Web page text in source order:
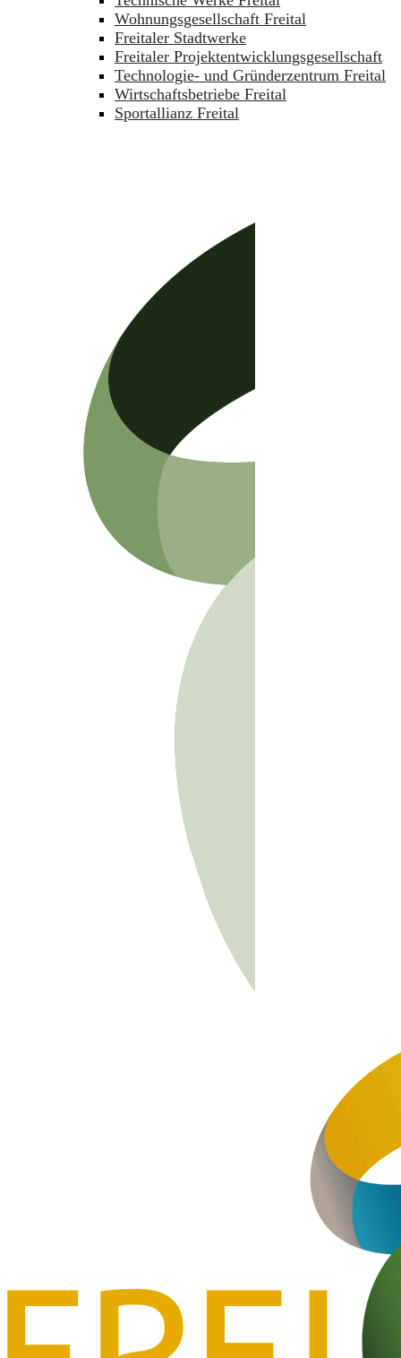
Wohnungsgesellschaft Freital
Freitaler Stadtwerke
Freitaler Projektentwicklungsgesellschaft
Technologie- und Gründerzentrum Freital
Wirtschaftsbetriebe Freital
Sportallianz Freital